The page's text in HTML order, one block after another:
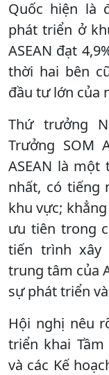
Quốc hiện là
phát triển ở
ASEAN đạt
thời hai bên
đầu tư lớn của
Thứ trưởng
Trưởng SOM
ASEAN là
nhất, có tiếng
khu vực;
ưu tiên trong
tiến trình xây
trung tâm của
sự phát triển
Hội nghị nêu
triển khai Tầm
và các Kế